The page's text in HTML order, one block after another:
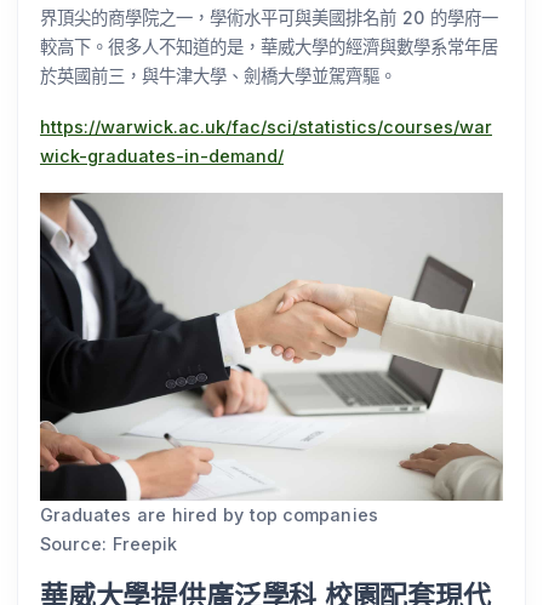
界頂尖的商學院之一，學術水平可與美國排名前 20 的學府一
較高下。很多人不知道的是，華威大學的經濟與數學系常年居
於英國前三，與牛津大學、劍橋大學並駕齊驅。
https://warwick.ac.uk/fac/sci/statistics/courses/war
wick-graduates-in-demand/
Graduates are hired by top companies
Source: Freepik
華威大學提供廣泛學科 校園配套現代